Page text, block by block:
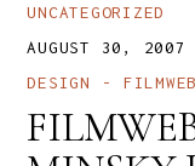
UNCATEGORIZED
AUGUST 30, 2007
DESIGN